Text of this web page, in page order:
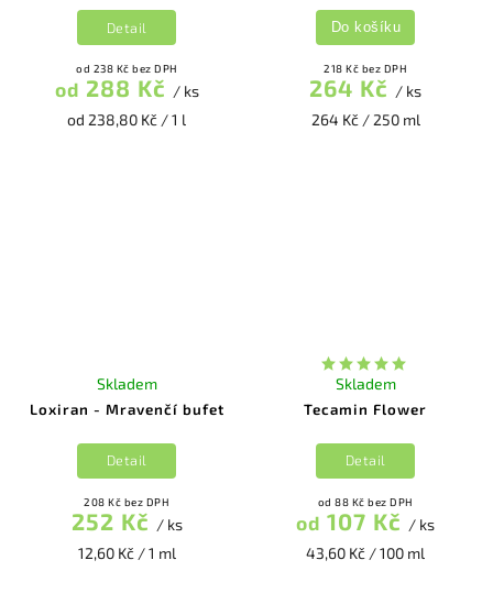
od 238 Kč bez DPH
od 288 Kč / ks
od 238,80 Kč / 1 l
Detail
218 Kč bez DPH
264 Kč / ks
264 Kč / 250 ml
Do košíku
Loxiran - Mravenčí bufet
Skladem
208 Kč bez DPH
252 Kč / ks
12,60 Kč / 1 ml
Detail
Tecamin Flower
Skladem
od 88 Kč bez DPH
od 107 Kč / ks
43,60 Kč / 100 ml
Detail